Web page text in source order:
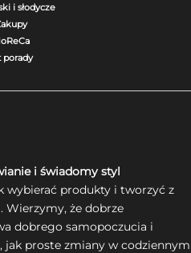
i słodycze
porady
i świadomy styl
wybierać produkty i tworzyć z
Wierzymy, że dobrze
dobrego samopoczucia i
jak proste zmiany w codziennym